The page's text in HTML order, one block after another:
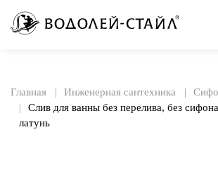
Главная Инженерная сантехника
Слив для ванны без перелива, без
латунь